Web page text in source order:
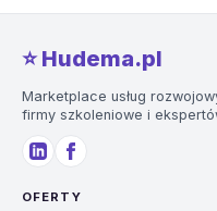
⭐️ Hudema.pl
Marketplace usług
firmy szkoleniowe i
OFERTY